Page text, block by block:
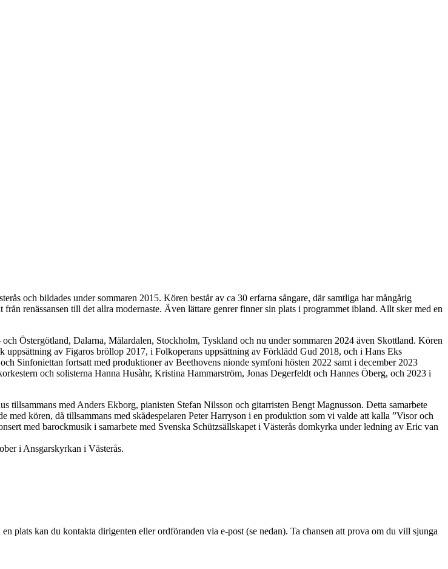
och bildades under sommaren 2015. Kören består av ca 30 erfarna sångare, där samtliga har mångårig
renässansen till det allra modernaste. Även lättare genrer finner sin plats i programmet ibland. Allt sker med en
Östergötland, Dalarna, Mälardalen, Stockholm, Tyskland och nu under sommaren 2024 även Skottland. Kören
uppsättning av Figaros bröllop 2017, i Folkoperans uppsättning av Förklädd Gud 2018, och i Hans Eks
Sinfoniettan fortsatt med produktioner av Beethovens nionde symfoni hösten 2022 samt i december 2023
och solisterna Hanna Husàhr, Kristina Hammarström, Jonas Degerfeldt och Hannes Öberg, och 2023 i
med Anders Ekborg, pianisten Stefan Nilsson och gitarristen Bengt Magnusson. Detta samarbete
kören, då tillsammans med skådespelaren Peter Harryson i en produktion som vi valde att kalla ”Visor och
med barockmusik i samarbete med Svenska Schützsällskapet i Västerås domkyrka under ledning av Eric van
i Ansgarskyrkan i Västerås.
plats kan du kontakta dirigenten eller ordföranden via e-post (se nedan). Ta chansen att prova om du vill sjunga